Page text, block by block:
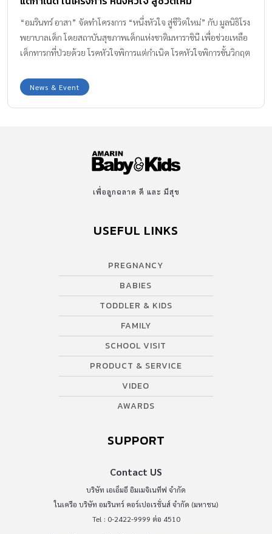
“อมรินทร์ อาสา” จัดทำโครงการ “หนึ่งหัวใจ สู่ชีวิตใหม่” กับ มูลนิธิโรง
พยาบาลเด็ก โดยสถาบันสุขภาพเด็กแห่งชาติมหาราชินี เพื่อช่วยเหลือ
เด็กทารกที่ป่วยด้วย โรคหัวใจพิการแต่กำเนิด โรคหัวใจพิการขั้นวิกฤต
News & Event
เพื่อลูกฉลาด ดี และ มีสุข
USEFUL LINKS
PREGNANCY
BABIES
TODDLER & KIDS
FAMILY
SCHOOL VISIT
PRODUCT & SERVICE
VIDEO
AWARDS
SUPPORT
Contact US
บริษัท เอเอ็มอี อิมเมจิเนทีฟ จำกัด
ในเครือ บริษัท อมรินทร์ คอร์เปอเรชั่นส์ จำกัด (มหาชน)
Tel : 0-2422-9999 ต่อ 4510